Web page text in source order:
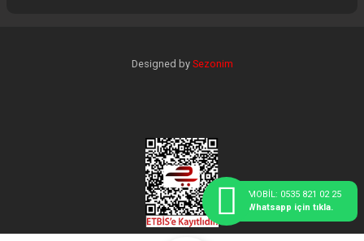
Designed by Sezonim
MOBİL: 0535 821 02 25
Whatsapp için tıkla.